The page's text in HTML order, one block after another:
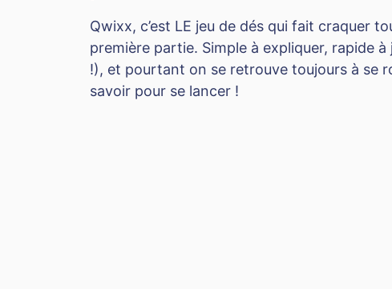
Qwixx, c’est LE jeu de dés qui fait craquer
première partie. Simple à expliquer, rapide
!), et pourtant on se retrouve toujours à se
savoir pour se lancer !